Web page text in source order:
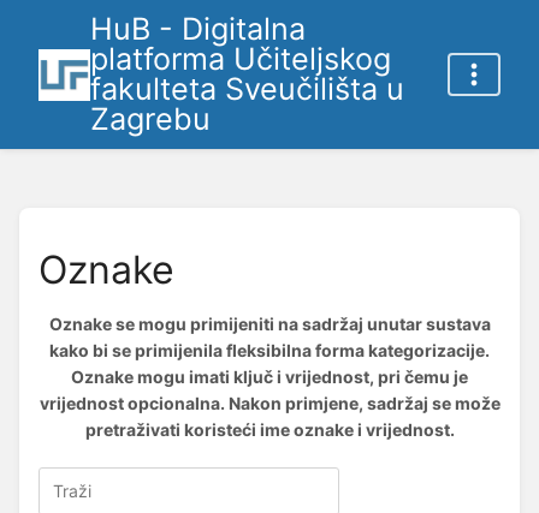
HuB - Digitalna
platforma Učiteljskog
fakulteta Sveučilišta u
Zagrebu
Oznake
Oznake se mogu primijeniti na sadržaj unutar sustava
kako bi se primijenila fleksibilna forma kategorizacije.
Oznake mogu imati ključ i vrijednost, pri čemu je
vrijednost opcionalna. Nakon primjene, sadržaj se može
pretraživati koristeći ime oznake i vrijednost.